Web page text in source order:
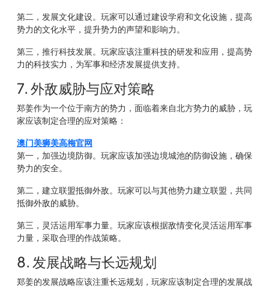
第二，发展文化建设。玩家可以通过建设学府和文化设施，提高
势力的文化水平，提升势力的声望和影响力。
第三，推行科技发展。玩家应该注重科技的研发和应用，提高势
力的科技实力，为军事和经济发展提供支持。
7. 外敌威胁与应对策略
郑姜作为一个位于南方的势力，面临着来自北方势力的威胁，玩
家应该制定合理的应对策略：
澳门美狮美高梅官网
第一，加强边境防御。玩家应该加强边境城池的防御设施，确保
势力的安全。
第二，建立联盟抵御外敌。玩家可以与其他势力建立联盟，共同
抵御外敌的威胁。
第三，灵活运用军事力量。玩家应该根据敌情变化灵活运用军事
力量，采取合理的作战策略。
8. 发展战略与长远规划
郑姜的发展战略应该注重长远规划，玩家应该制定合理的发展战